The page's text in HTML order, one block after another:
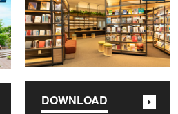
DOWNLOAD